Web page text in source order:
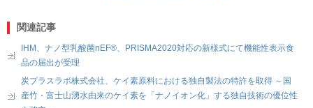
関連記事
IHM、ナノ型乳酸菌nEF®、PRISMA2020対応の新様式にて機能性表示食
品の届出が受理
炭プラスラボ株式会社、ケイ素原料における独自製法の特許を取得 ～国
産竹・富士山湧水由来のケイ素を「ナノイオン化」する独自技術の優位性